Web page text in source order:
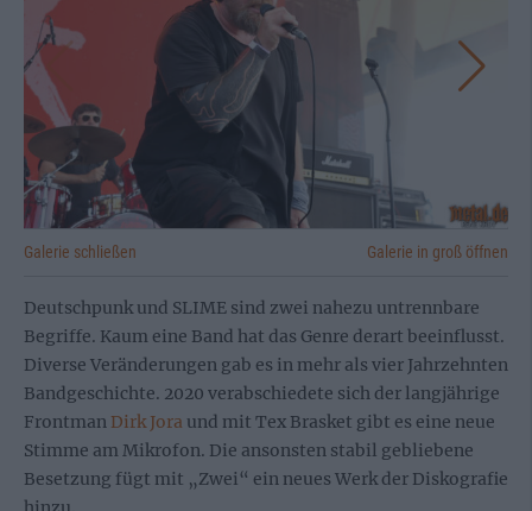
Galerie schließen Galerie in groß öffnen
Deutschpunk und SLIME sind zwei nahezu untrennbare
Begriffe. Kaum eine Band hat das Genre derart beeinflusst.
Diverse Veränderungen gab es in mehr als vier Jahrzehnten
Bandgeschichte. 2020 verabschiedete sich der langjährige
Frontman Dirk Jora und mit Tex Brasket gibt es eine neue
Stimme am Mikrofon. Die ansonsten stabil gebliebene
Besetzung fügt mit „Zwei“ ein neues Werk der Diskografie